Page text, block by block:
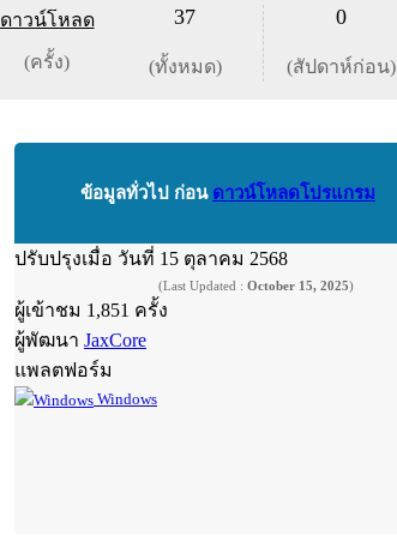
ดาวน์โหลด
(ครั้ง)
37
(ทั้งหมด)
0
(สัปดาห์ก่อน)
ข้อมูลทั่วไป ก่อน ดาวน์โหลดโปรแกรม
ปรับปรุงเมื่อ วันที่ 15 ตุลาคม 2568
(Last Updated : October 15, 2025)
ผู้เข้าชม 1,851 ครั้ง
ผู้พัฒนา JaxCore
แพลตฟอร์ม
Windows